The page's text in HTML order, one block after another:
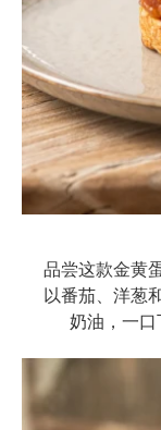
品尝这款金黄
以番茄、洋葱
奶油，一口